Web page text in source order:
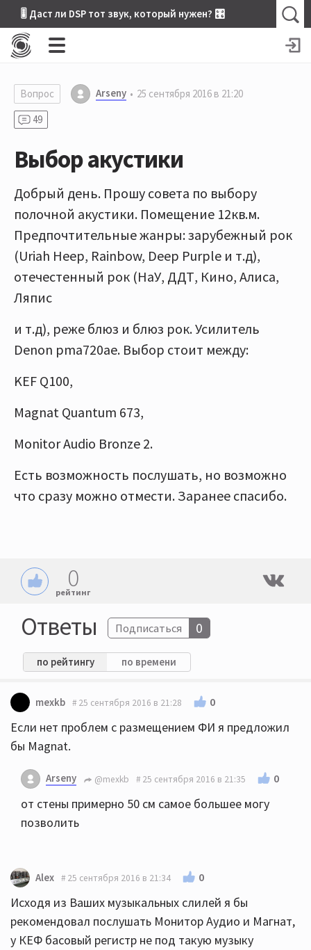
🎚 Даст ли DSP тот звук, который нужен? 🎛
Вопрос Arseny
25 сентября 2016 в 21:20
49
Выбор акустики
Добрый день. Прошу совета по выбору
полочной акустики. Помещение 12кв.м.
Предпочтительные жанры: зарубежный рок
(Uriah Heep, Rainbow, Deep Purple и т.д),
отечестенный рок (НаУ, ДДТ, Кино, Алиса,
Ляпис
и т.д), реже блюз и блюз рок. Усилитель
Denon pma720ae. Выбор стоит между:
KEF Q100,
Magnat Quantum 673,
Monitor Audio Bronze 2.
Есть возможность послушать, но возможно
что сразу можно отмести. Заранее спасибо.
0
рейтинг
Ответы Подписаться 0
по рейтингу по времени
mexkb 25 сентября 2016 в 21:28 0
Если нет проблем с размещением ФИ я предложил
бы Magnat.
Arseny @mexkb 25 сентября 2016 в 21:35 0
от стены примерно 50 см самое большее могу
позволить
Alex 25 сентября 2016 в 21:34 0
Исходя из Ваших музыкальных слилей я бы
рекомендовал послушать Монитор Аудио и Магнат,
у КЕФ басовый регистр не под такую музыку